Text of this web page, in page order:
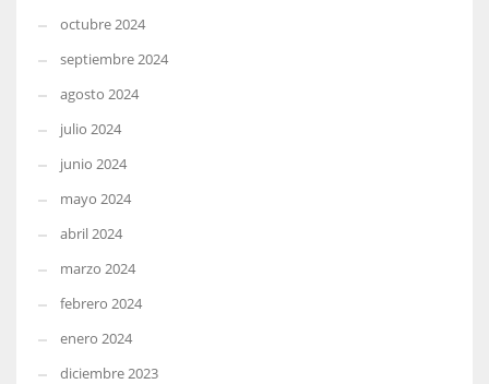
octubre 2024
septiembre 2024
agosto 2024
julio 2024
junio 2024
mayo 2024
abril 2024
marzo 2024
febrero 2024
enero 2024
diciembre 2023